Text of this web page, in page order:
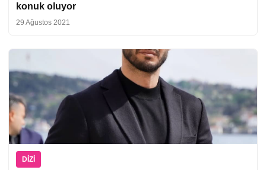
konuk oluyor
29 Ağustos 2021
DIZI